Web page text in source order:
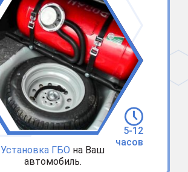
Установка ГБО на Ваш
автомобиль.
5-12
часов